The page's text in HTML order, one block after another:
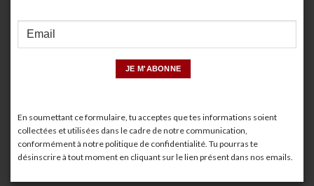
En soumettant ce formulaire, tu acceptes que tes informations soient
collectées et utilisées dans le cadre de notre communication,
conformément à notrepolitique de confidentialité. Tu pourras te
désinscrire à tout moment en cliquant sur le lien présent dans nos emails.